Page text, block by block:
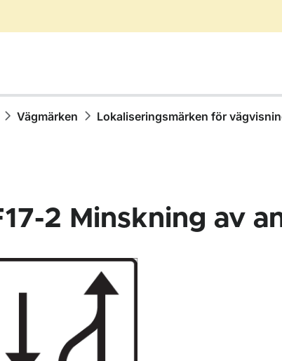
Vägmärken Lokaliseringsmärken för
2 Minskning av